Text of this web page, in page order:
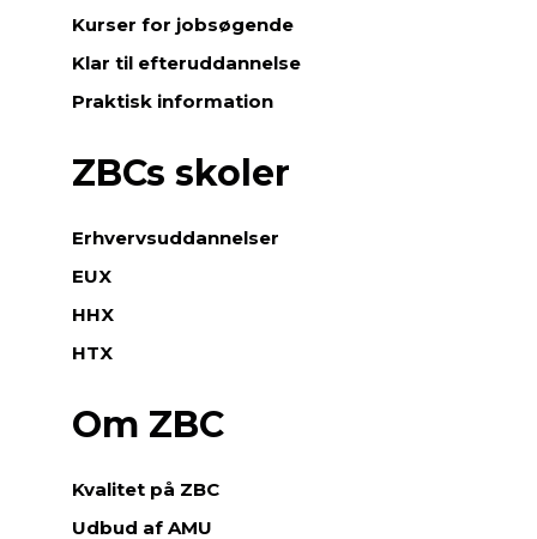
Kurser for jobsøgende
Klar til efteruddannelse
Praktisk information
ZBCs skoler
Erhvervsuddannelser
EUX
HHX
HTX
Om ZBC
Kvalitet på ZBC
Udbud af AMU